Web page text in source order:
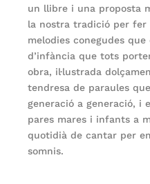
un llibre i una proposta
la nostra tradició per fer
melodies conegudes
d’infància que tots
obra, il·lustrada
tendresa de paraules
generació a generació, i
pares mares i infants a
quotidià de cantar per
somnis.